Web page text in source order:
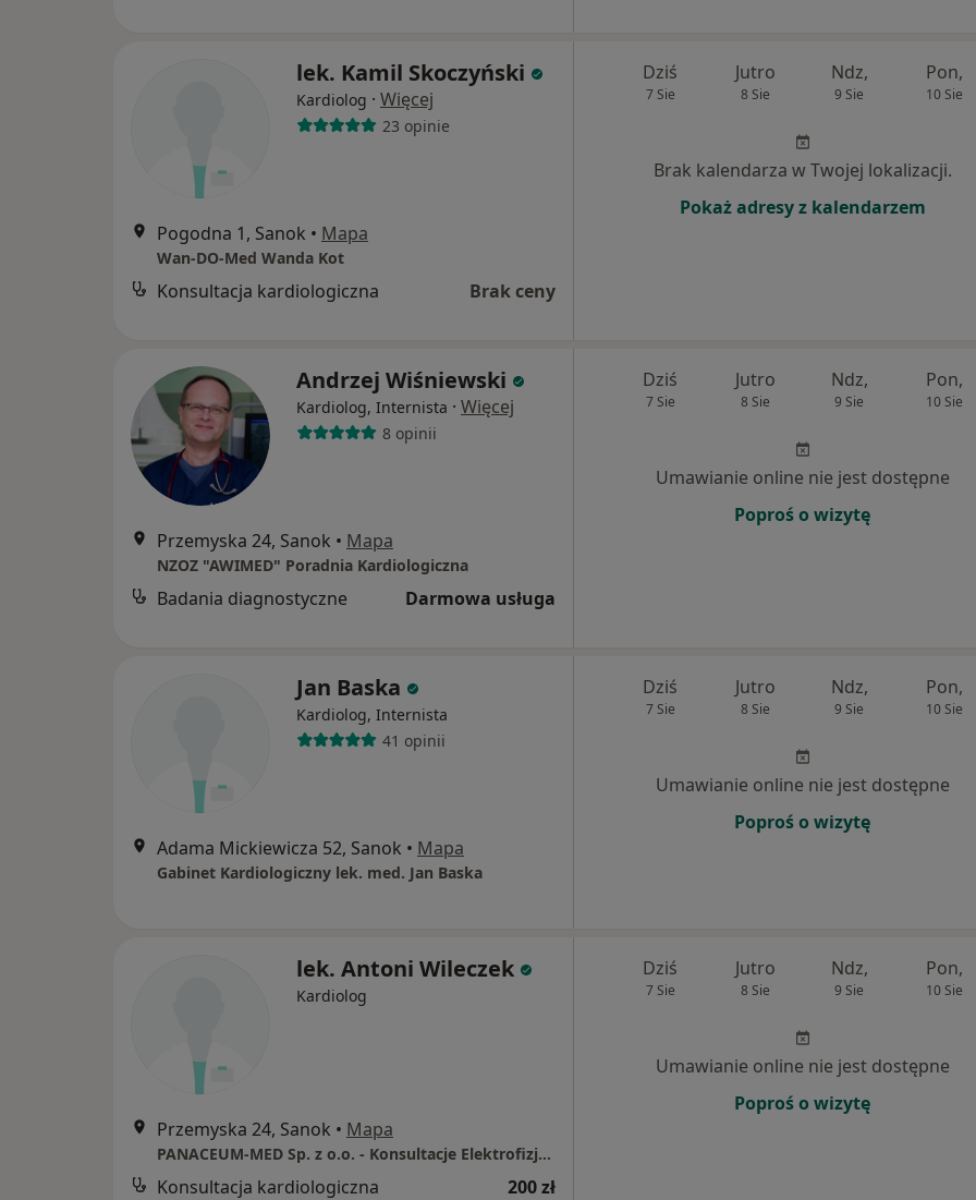
lek. Kamil Skoczyński
Kardiolog · Więcej
23 opinie
Pogodna 1, Sanok • Mapa
Wan-DO-Med Wanda Kot
Konsultacja kardiologiczna Brak ceny
Dziś
7 Sie
Jutro
8 Sie
Ndz,
9 Sie
Pon,
10 Sie
Brak kalendarza w Twojej lokalizacji.
Pokaż adresy z kalendarzem
Andrzej Wiśniewski
Kardiolog, Internista · Więcej
8 opinii
Przemyska 24, Sanok • Mapa
NZOZ "AWIMED" Poradnia Kardiologiczna
Badania diagnostyczne Darmowa usługa
Dziś
7 Sie
Jutro
8 Sie
Ndz,
9 Sie
Pon,
10 Sie
Umawianie online nie jest dostępne
Poproś o wizytę
Jan Baska
Kardiolog, Internista
41 opinii
Adama Mickiewicza 52, Sanok • Mapa
Gabinet Kardiologiczny lek. med. Jan Baska
Dziś
7 Sie
Jutro
8 Sie
Ndz,
9 Sie
Pon,
10 Sie
Umawianie online nie jest dostępne
Poproś o wizytę
lek. Antoni Wileczek
Kardiolog
Przemyska 24, Sanok • Mapa
PANACEUM-MED Sp. z o.o. - Konsultacje Elektrofizjologiczne
Konsultacja kardiologiczna 200 zł
Dziś
7 Sie
Jutro
8 Sie
Ndz,
9 Sie
Pon,
10 Sie
Umawianie online nie jest dostępne
Poproś o wizytę